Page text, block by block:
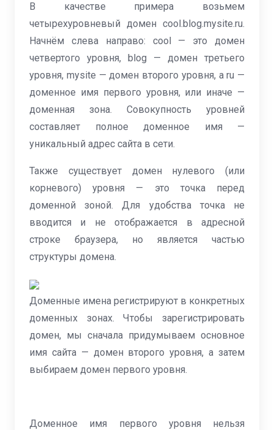
В качестве примера возьмем
четырехуровневый домен cool.blog.mysite.ru.
Начнём слева направо: cool — это домен
четвертого уровня, blog — домен третьего
уровня, mysite — домен второго уровня, а ru —
доменное имя первого уровня, или иначе —
доменная зона. Совокупность уровней
составляет полное доменное имя —
уникальный адрес сайта в сети.
Также существует домен нулевого (или
корневого) уровня — это точка перед
доменной зоной. Для удобства точка не
вводится и не отображается в адресной
строке браузера, но является частью
структуры домена.
Доменные имена регистрируют в конкретных
доменных зонах. Чтобы зарегистрировать
домен, мы сначала придумываем основное
имя сайта — домен второго уровня, а затем
выбираем домен первого уровня.
Доменное имя первого уровня нельзя